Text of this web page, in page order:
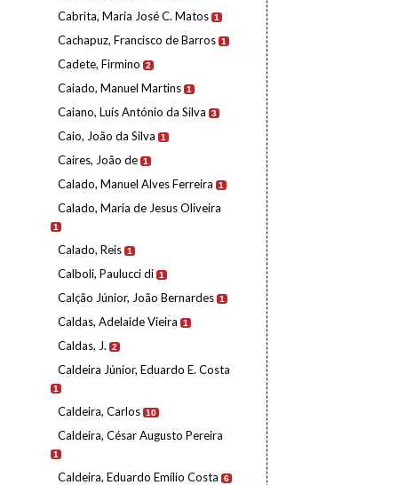
Cabrita, Maria José C. Matos 1
Cachapuz, Francisco de Barros 1
Cadete, Firmino 2
Caiado, Manuel Martins 1
Caiano, Luís António da Silva 3
Caio, João da Silva 1
Caires, João de 1
Calado, Manuel Alves Ferreira 1
Calado, Maria de Jesus Oliveira
1
Calado, Reis 1
Calboli, Paulucci di 1
Calção Júnior, João Bernardes 1
Caldas, Adelaide Vieira 1
Caldas, J. 2
Caldeira Júnior, Eduardo E. Costa
1
Caldeira, Carlos 10
Caldeira, César Augusto Pereira
1
Caldeira, Eduardo Emílio Costa 6